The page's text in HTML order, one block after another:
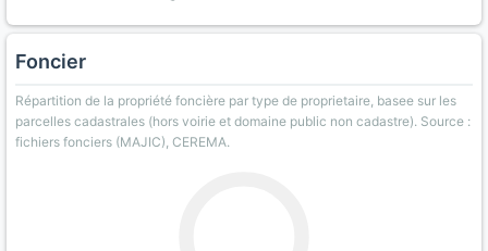
Foncier
Répartition de la propriété foncière par type de proprietaire, basee sur les
parcelles cadastrales (hors voirie et domaine public non cadastre). Source :
fichiers fonciers (MAJIC), CEREMA.